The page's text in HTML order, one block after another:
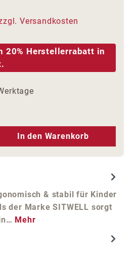
Versandkosten
20% Herstellerrabatt in
Gib den
In den Warenkorb
& stabil für Kinder
der Marke SITWELL sorgt
Mehr